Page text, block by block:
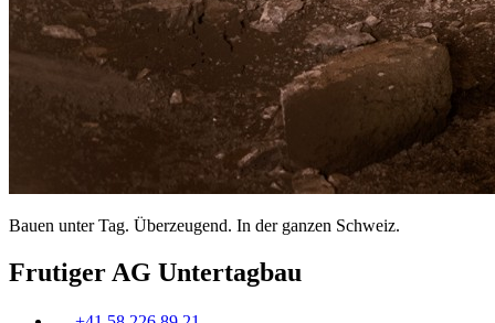
Bauen unter Tag. Überzeugend. In der ganzen Schweiz.
Frutiger AG Untertagbau